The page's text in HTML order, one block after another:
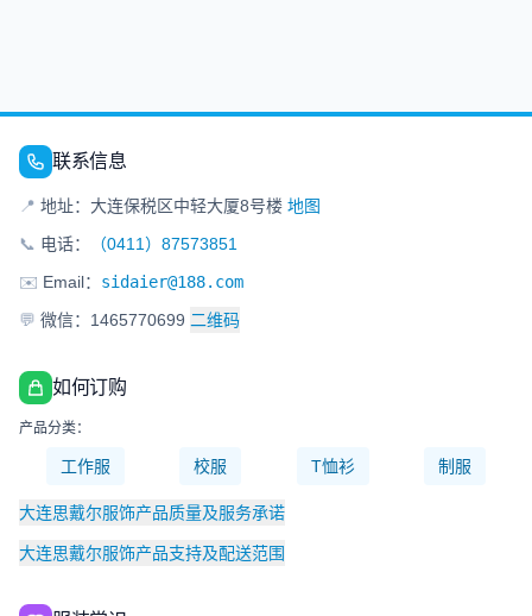
联系信息
📍 地址：大连保税区中轻大厦8号楼 地图
📞 电话：
（0411）87573851
✉️ Email： sidaier@188.com
💬 微信：1465770699 二维码
如何订购
产品分类：
工作服 校服 T恤衫 制服
大连思戴尔服饰产品质量及服务承诺
大连思戴尔服饰产品支持及配送范围